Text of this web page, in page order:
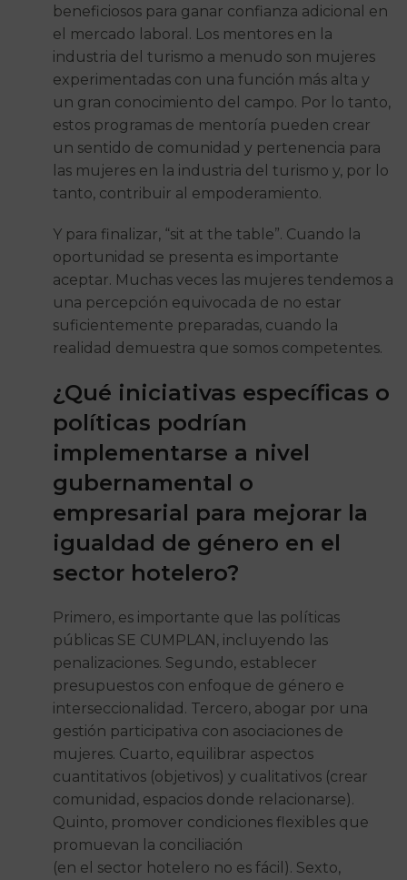
beneficiosos para ganar confianza adicional en
el mercado laboral. Los mentores en la
industria del turismo a menudo son mujeres
experimentadas con una función más alta y
un gran conocimiento del campo. Por lo tanto,
estos programas de mentoría pueden crear
un sentido de comunidad y pertenencia para
las mujeres en la industria del turismo y, por lo
tanto, contribuir al empoderamiento.
Y para finalizar, “sit at the table”. Cuando la
oportunidad se presenta es importante
aceptar. Muchas veces las mujeres tendemos a
una percepción equivocada de no estar
suficientemente preparadas, cuando la
realidad demuestra que somos competentes.
¿Qué iniciativas específicas o
políticas podrían
implementarse a nivel
gubernamental o
empresarial para mejorar la
igualdad de género en el
sector hotelero?
Primero, es importante que las políticas
públicas SE CUMPLAN, incluyendo las
penalizaciones. Segundo, establecer
presupuestos con enfoque de género e
interseccionalidad. Tercero, abogar por una
gestión participativa con asociaciones de
mujeres. Cuarto, equilibrar aspectos
cuantitativos (objetivos) y cualitativos (crear
comunidad, espacios donde relacionarse).
Quinto, promover condiciones flexibles que
promuevan la conciliación
(en el sector hotelero no es fácil). Sexto,